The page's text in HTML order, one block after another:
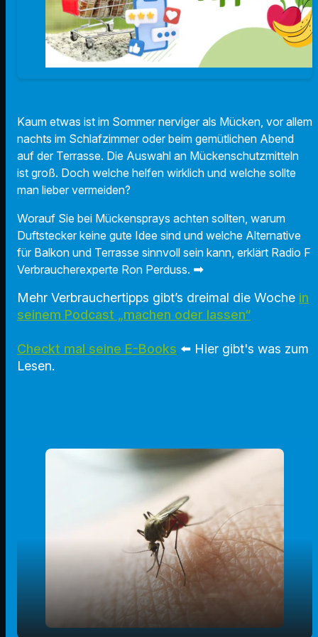
Kaum etwas ist im Sommer nerviger als Mücken, vor allem
nachts im Schlafzimmer oder beim gemütlichen Abend
auf der Terrasse. Die Auswahl an Mückenschutzmitteln
ist groß. Doch welche helfen wirklich und welche sollte
man lieber vermeiden?
Worauf Sie bei Mückensprays achten sollten, warum
Duftstecker keine gute Idee sind und welche Alternative
für Balkon und Terrasse sinnvoll sein kann, erklärt Radio F
Verbraucherexperte Ron Perduss. ➡
Mehr Verbrauchertipps gibt’s dreimal die Woche in
seinem Podcast „machen oder lassen“
Checkt mal seine E-Books ⬅️ Hier gibt's was zum
Lesen.